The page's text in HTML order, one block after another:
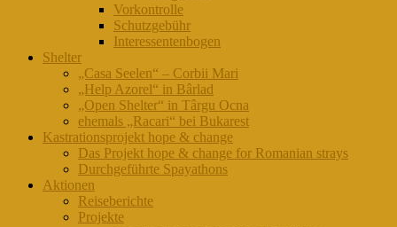
Vorkontrolle
Schutzgebühr
Interessentenbogen
Shelter
„Casa Seelen“ – Corbii Mari
„Help Azorel“ in Bârlad
„Open Shelter“ in Târgu Ocna
ehemals „Racari“ bei Bukarest
Kastrationsprojekt hope & change
Das Projekt hope & change for Romanian strays
Durchgeführte Spayathons
Aktionen
Reiseberichte
Projekte